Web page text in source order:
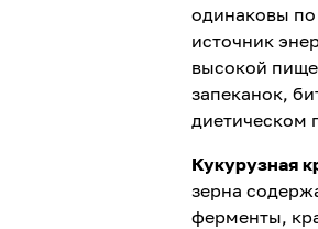
одинаковы
источник
высокой
запеканок,
диетическом
Кукурузная
зерна
ферменты,